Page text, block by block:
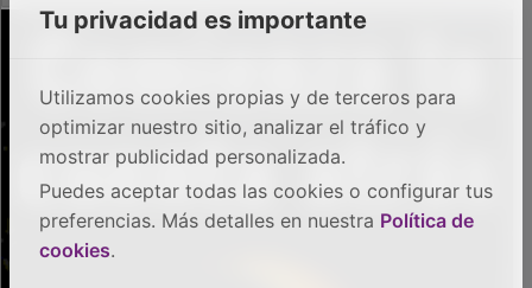
PUBLICIDAD
Tu privacidad es importante
Utilizamos cookies propias y de terceros para
optimizar nuestro sitio, analizar el tráfico y
mostrar publicidad personalizada.
Puedes aceptar todas las cookies o configurar tus
preferencias. Más detalles en nuestra Política de
cookies.